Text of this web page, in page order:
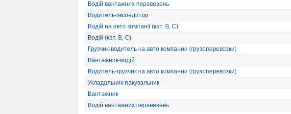
Водій вантажних перевезень
Водитель-экспедитор
Водій на авто компанії (кат. В, С)
Водій (кат. B, С)
Грузчик-водитель на авто компании (грузоперевозки)
Вантажник-водій
Водитель-грузчик на авто компании (грузоперевозки)
Укладальник-пакувальник
Вантажник
Водій вантажних перевезень